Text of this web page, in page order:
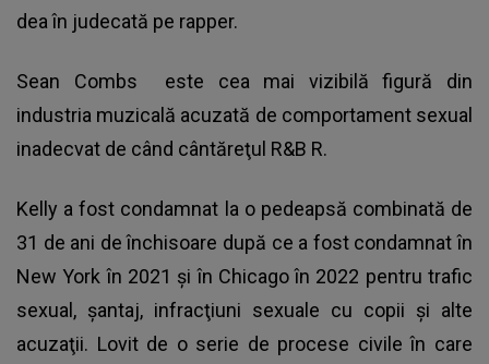
dea în judecată pe rapper.
Sean Combs
este cea mai vizibilă figură din
industria muzicală acuzată de comportament sexual
inadecvat de când cântăreţul R&B R.
Kelly a fost condamnat la o pedeapsă combinată de
31 de ani de închisoare după ce a fost condamnat în
New York în 2021 şi în Chicago în 2022 pentru trafic
sexual, şantaj, infracţiuni sexuale cu copii şi alte
acuzaţii. Lovit de o serie de procese civile în care